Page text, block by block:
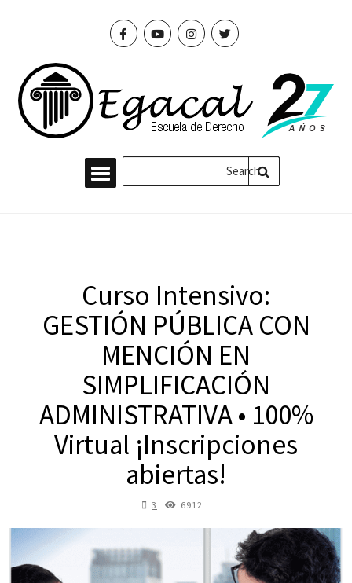
Curso Intensivo:
GESTIÓN PÚBLICA CON
MENCIÓN EN
SIMPLIFICACIÓN
ADMINISTRATIVA • 100%
Virtual ¡Inscripciones
abiertas!
3 6912